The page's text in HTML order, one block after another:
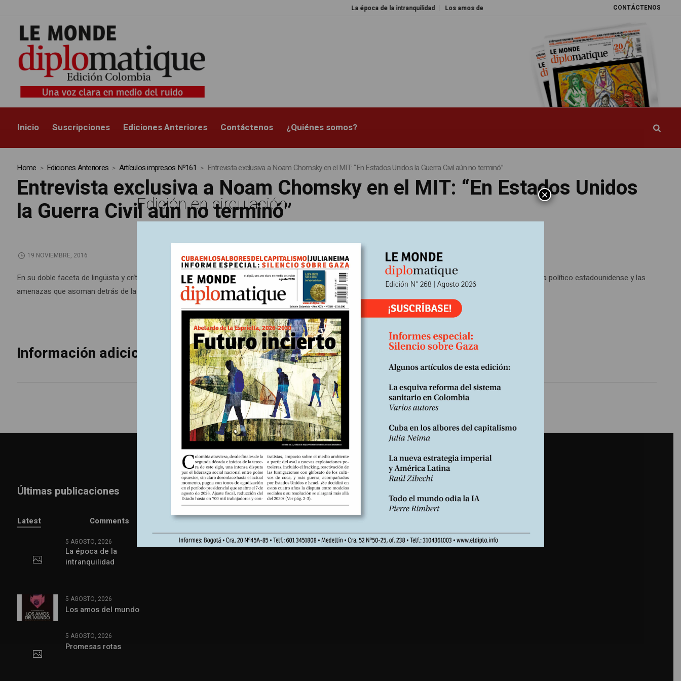
CONTÁCTENOS
La época de la intranquilidad Los amos del mundo Caja de Pandora La esquiva
Inicio Suscripciones Ediciones Anteriores Contáctenos ¿Quiénes somos?
Home Ediciones Anteriores Artículos impresos Nº161 Entrevista exclusiva a Noam Chomsky en el MIT: “En Estados Unidos la Guerra Civil aún no terminó”
Entrevista exclusiva a Noam Chomsky en el MIT: “En Estados Unidos
la Guerra Civil aún no terminó”
19 NOVIEMBRE, 2016
En su doble faceta de lingüista y crítico del poder, Noam Chomsky analiza a fondo el ascenso de Donald Trump, las características de la sociedad y el sistema político estadounidense y las
amenazas que asoman detrás de la creciente conectividad.
Información adicional
Últimas publicaciones
Latest Comments
5 AGOSTO, 2026
La época de la
intranquilidad
5 AGOSTO, 2026
Los amos del mundo
5 AGOSTO, 2026
Promesas rotas
Edición en circulación ×